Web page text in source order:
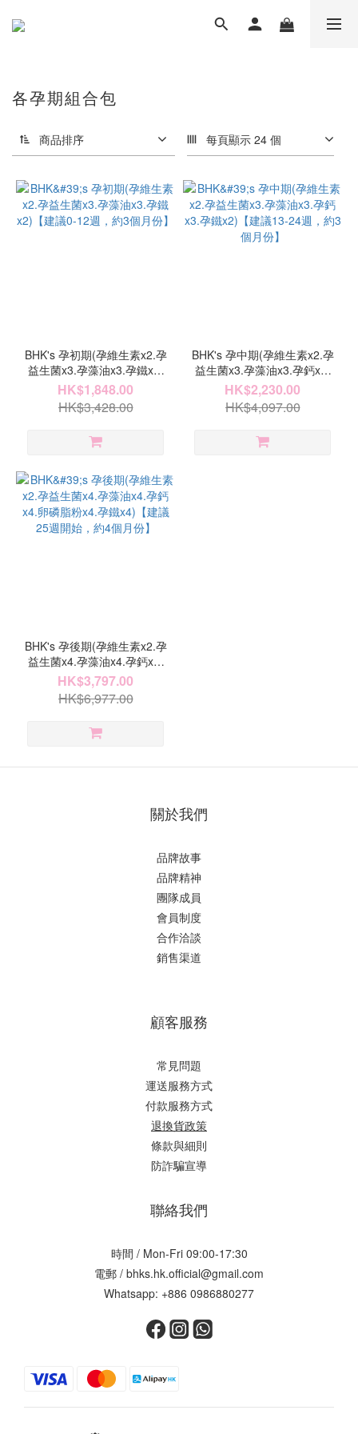
各孕期組合包
商品排序 每頁顯示 24 個
BHK's 孕初期(孕維生素x2.孕
益生菌x3.孕藻油x3.孕鐵x2)
【建議0-12週，約3個月份】
HK$1,848.00
HK$3,428.00
BHK's 孕中期(孕維生素x2.孕
益生菌x3.孕藻油x3.孕鈣x3.
孕鐵x2)【建議13-24週，約3
個月份】
HK$2,230.00
HK$4,097.00
BHK's 孕後期(孕維生素x2.孕
益生菌x4.孕藻油x4.孕鈣x4.
卵磷脂粉x4.孕鐵x4)【建議
25週開始，約4個月份】
HK$3,797.00
HK$6,977.00
關於我們
品牌故事
品牌精神
團隊成員
會員制度
合作洽談
銷售渠道
顧客服務
常見問題
運送服務方式
付款服務方式
退換貨政策
條款與細則
防詐騙宣導
聯絡我們
時間 / Mon-Fri 09:00-17:30
電郵 / bhks.hk.official@gmail.com
Whatsapp: +886 0986880277